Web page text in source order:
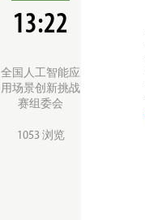
13:22
全国人工智能应
用场景创新挑战
赛组委会
1053 浏览